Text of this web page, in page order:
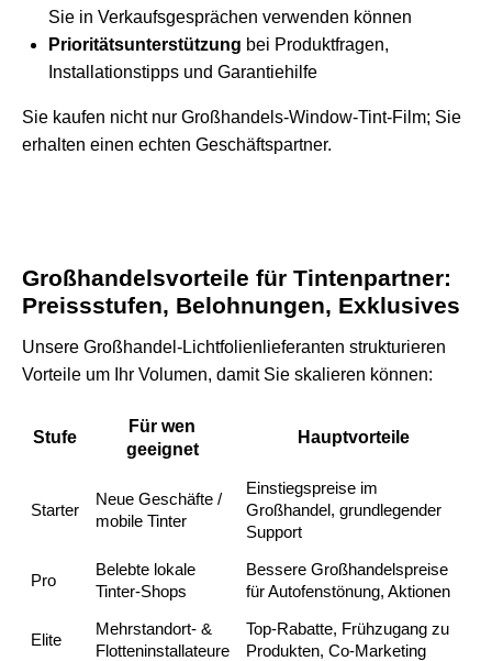
Sie in Verkaufsgesprächen verwenden können
Prioritätsunterstützung bei Produktfragen,
Installationstipps und Garantiehilfe
Sie kaufen nicht nur Großhandels-Window-Tint-Film; Sie
erhalten einen echten Geschäftspartner.
Großhandelsvorteile für Tintenpartner:
Preissstufen, Belohnungen, Exklusives
Unsere Großhandel-Lichtfolienlieferanten strukturieren
Vorteile um Ihr Volumen, damit Sie skalieren können:
Stufe
Für wen
geeignet
Hauptvorteile
Starter
Neue Geschäfte /
mobile Tinter
Einstiegspreise im
Großhandel, grundlegender
Support
Pro
Belebte lokale
Tinter-Shops
Bessere Großhandelspreise
für Autofenstönung, Aktionen
Elite
Mehrstandort- &
Flotteninstallateure
Top-Rabatte, Frühzugang zu
Produkten, Co-Marketing